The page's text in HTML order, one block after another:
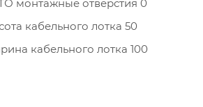
монтажные отверстия 0
кабельного лотка 50
кабельного лотка 100